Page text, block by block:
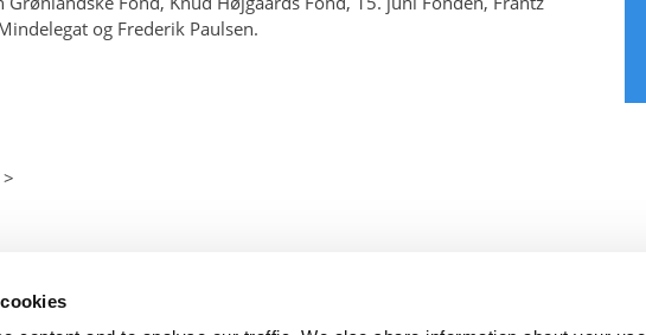
og Frederik Paulsen.